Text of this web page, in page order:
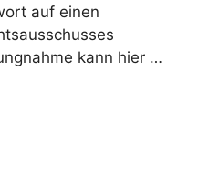
auf einen
kann hier …